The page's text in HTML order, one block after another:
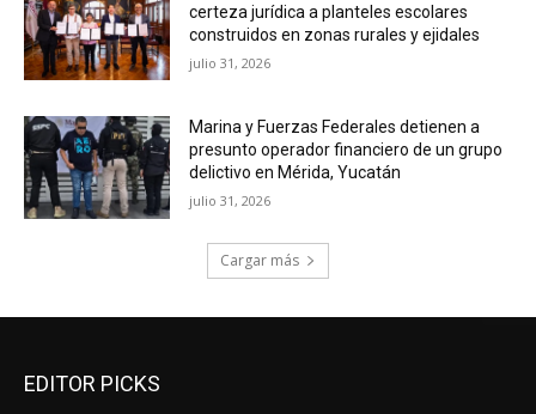
certeza jurídica a planteles escolares
construidos en zonas rurales y ejidales
julio 31, 2026
Marina y Fuerzas Federales detienen a
presunto operador financiero de un grupo
delictivo en Mérida, Yucatán
julio 31, 2026
Cargar más
EDITOR PICKS